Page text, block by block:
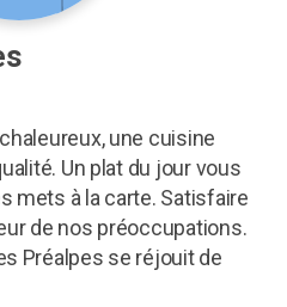
une cuisine
Un plat du jour vous
mets à la carte. Satisfaire
de nos préoccupations.
Préalpes se réjouit de